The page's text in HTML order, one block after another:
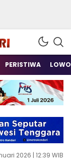
PERISTIWA
2026 | 12:39 WIB